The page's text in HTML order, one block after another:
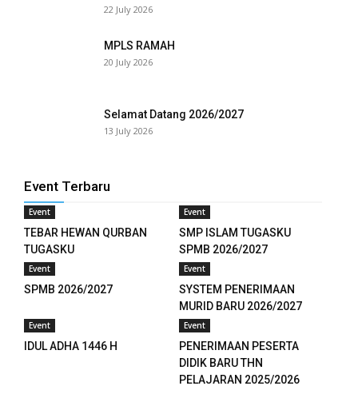
22 July 2026
MPLS RAMAH
20 July 2026
Selamat Datang 2026/2027
13 July 2026
Event Terbaru
Event
TEBAR HEWAN QURBAN
TUGASKU
Event
SMP ISLAM TUGASKU
SPMB 2026/2027
Event
SPMB 2026/2027
Event
SYSTEM PENERIMAAN
MURID BARU 2026/2027
Event
IDUL ADHA 1446 H
Event
PENERIMAAN PESERTA
DIDIK BARU THN
PELAJARAN 2025/2026